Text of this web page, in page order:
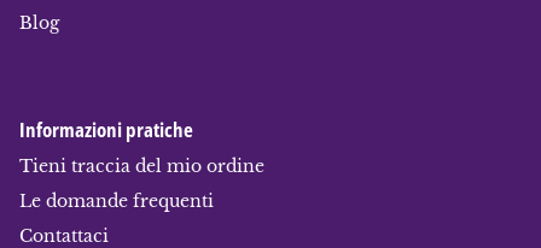
Blog
Informazioni pratiche
Tieni traccia del mio ordine
Le domande frequenti
Contattaci